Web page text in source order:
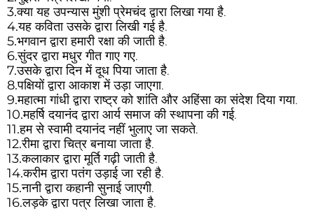
3.क्या यह उपन्यास मुंशी प्रेमचंद द्वारा लिखा गया है.
4.यह कविता उसके द्वारा लिखी गई है.
5.भगवान द्वारा हमारी रक्षा की जाती है.
6.सुंदर द्वारा मधुर गीत गाए गए.
7.उसके द्वारा दिन में दूध पिया जाता है.
8.पक्षियों द्वारा आकाश में उड़ा जाएगा.
9.महात्मा गांधी द्वारा राष्ट्र को शांति और अहिंसा का संदेश दिया गया.
10.महर्षि दयानंद द्वारा आर्य समाज की स्थापना की गई.
11.हम से स्वामी दयानंद नहीं भुलाए जा सकते.
12.रीमा द्वारा चित्र बनाया जाता है.
13.कलाकार द्वारा मूर्ति गढ़ी जाती है.
14.करीम द्वारा पतंग उड़ाई जा रही है.
15.नानी द्वारा कहानी सुनाई जाएगी.
16.लड़के द्वारा पत्र लिखा जाता है.